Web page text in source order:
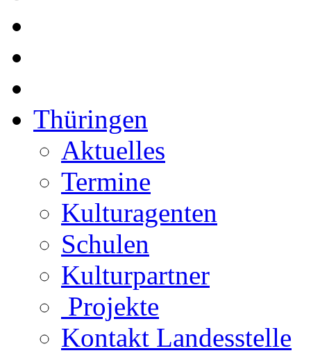
Thüringen
Aktuelles
Termine
Kulturagenten
Schulen
Kulturpartner
Projekte
Kontakt Landesstelle